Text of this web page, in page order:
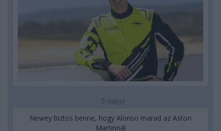
5 napja
Newey biztos benne, hogy Alonso marad az Aston
Martinnál